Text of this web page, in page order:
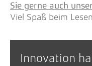
Sie gerne auch
Viel Spaß beim
Innovation